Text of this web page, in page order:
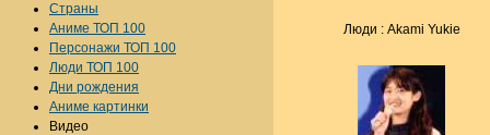
Люди : Akami Yukie
Страны
Аниме ТОП 100
Персонажи ТОП 100
Люди ТОП 100
Дни рождения
Аниме картинки
Видео